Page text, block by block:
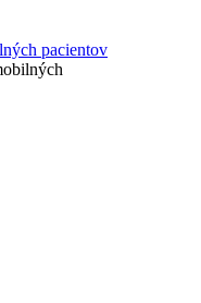
pacientov